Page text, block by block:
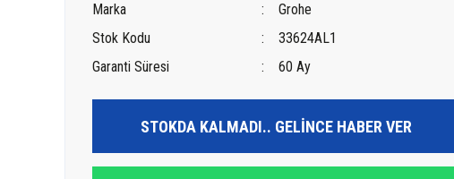
Marka
Grohe
Stok Kodu
33624AL1
Garanti Süresi
60 Ay
STOKDA KALMADI.. GELİNCE HABER VER